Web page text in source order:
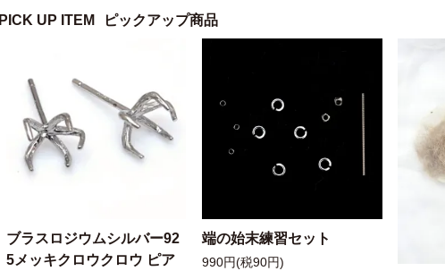
PICK UP ITEM ピックアップ商品
ブラスロジウムシルバー92
5メッキクロウクロウ ピア
端の始末練習セット
990円(税90円)